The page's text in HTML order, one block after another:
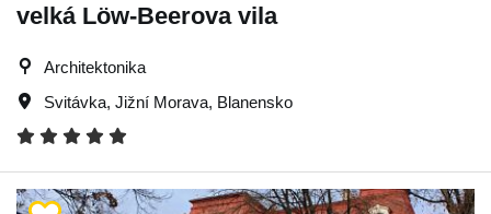
velká Löw-Beerova vila
Architektonika
Svitávka, Jižní Morava, Blanensko